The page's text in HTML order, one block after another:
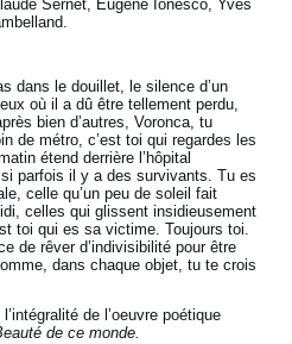
Sernet, Eugène Ionesco, Yves
dans le douillet, le silence d’un
où il a dû être tellement perdu,
bien d’autres, Voronca, tu
de métro, c’est toi qui regardes les
étend derrière l’hôpital
parfois il y a des survivants. Tu es
celle qu’un peu de soleil fait
celles qui glissent insidieusement
toi qui es sa victime. Toujours toi.
de rêver d’indivisibilité pour être
dans chaque objet, tu te crois
de l’oeuvre poétique
de ce monde.